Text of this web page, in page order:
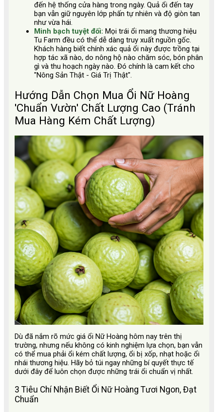
đến hệ thống cửa hàng trong ngày. Quả ổi đến tay
bạn vẫn giữ nguyên lớp phấn tự nhiên và độ giòn tan
như vừa hái.
Minh bạch tuyệt đối: Mọi trái ổi mang thương hiệu
Tu Farm đều có thể dễ dàng truy xuất nguồn gốc.
Khách hàng biết chính xác quả ổi này được trồng tại
hợp tác xã nào, do nông hộ nào chăm sóc, bón phân
gì và thu hoạch ngày nào. Đó chính là cam kết cho
"Nông Sản Thật - Giá Trị Thật".
Hướng Dẫn Chọn Mua Ổi Nữ Hoàng
'Chuẩn Vườn' Chất Lượng Cao (Tránh
Mua Hàng Kém Chất Lượng)
Dù đã nắm rõ mức giá ổi Nữ Hoàng hôm nay trên thị
trường, nhưng nếu không có kinh nghiệm lựa chọn, bạn vẫn
có thể mua phải ổi kém chất lượng, ổi bị xốp, nhạt hoặc ổi
nhái thương hiệu. Hãy bỏ túi ngay những bí quyết thực tế
dưới đây để luôn chọn được những trái ổi chuẩn vị nhất.
3 Tiêu Chí Nhận Biết Ổi Nữ Hoàng Tươi Ngon, Đạt
Chuẩn